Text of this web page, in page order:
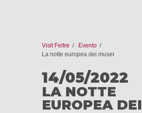
Visit Feltre
Evento
La notte europea dei musei
14/05/2022
LA NOTTE
EUROPEA DEI